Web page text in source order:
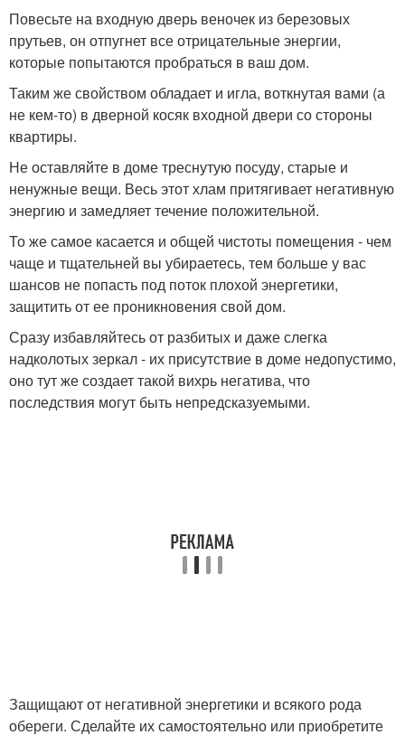
Повесьте на входную дверь веночек из березовых
прутьев, он отпугнет все отрицательные энергии,
которые попытаются пробраться в ваш дом.
Таким же свойством обладает и игла, воткнутая вами (а
не кем-то) в дверной косяк входной двери со стороны
квартиры.
Не оставляйте в доме треснутую посуду, старые и
ненужные вещи. Весь этот хлам притягивает негативную
энергию и замедляет течение положительной.
То же самое касается и общей чистоты помещения - чем
чаще и тщательней вы убираетесь, тем больше у вас
шансов не попасть под поток плохой энергетики,
защитить от ее проникновения свой дом.
Сразу избавляйтесь от разбитых и даже слегка
надколотых зеркал - их присутствие в доме недопустимо,
оно тут же создает такой вихрь негатива, что
последствия могут быть непредсказуемыми.
Защищают от негативной энергетики и всякого рода
обереги. Сделайте их самостоятельно или приобретите